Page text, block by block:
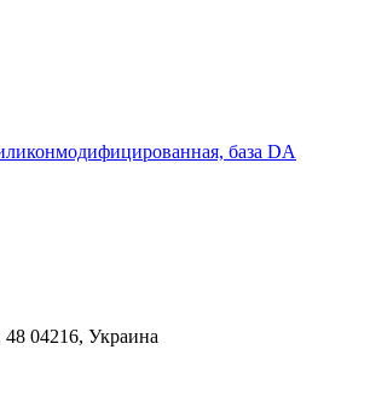
база DA
48 04216, Украина